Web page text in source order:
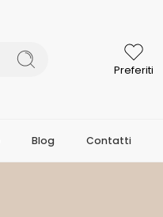
Preferiti
Blog Contatti